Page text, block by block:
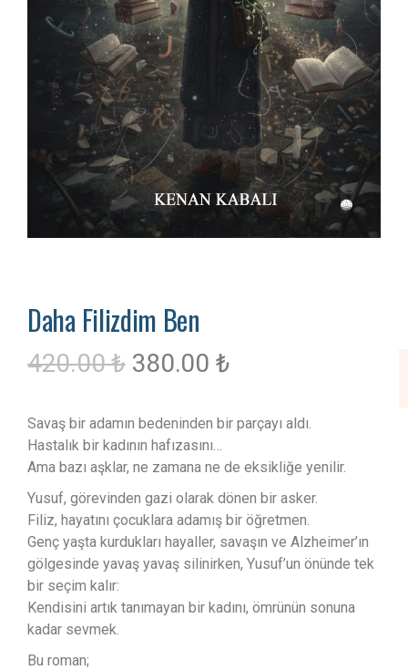
Daha Filizdim Ben
420.00₺ 380.00 ₺
Savaş bir adamın bedeninden bir parçayı aldı.
Hastalık bir kadının hafızasını…
Ama bazı aşklar, ne zamana ne de eksikliğe yenilir.
Yusuf, görevinden gazi olarak dönen bir asker.
Filiz, hayatını çocuklara adamış bir öğretmen.
Genç yaşta kurdukları hayaller, savaşın ve Alzheimer’ın
gölgesinde yavaş yavaş silinirken, Yusuf’un önünde tek
bir seçim kalır:
Kendisini artık tanımayan bir kadını, ömrünün sonuna
kadar sevmek.
Bu roman;